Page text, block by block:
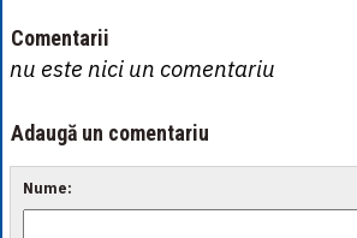
Comentarii
nu este nici un comentariu
Adaugă un comentariu
Nume: